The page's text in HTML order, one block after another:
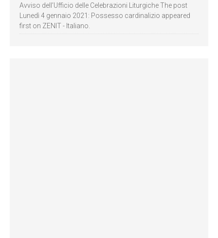
Avviso dell’Ufficio delle Celebrazioni Liturgiche The post
Lunedì 4 gennaio 2021: Possesso cardinalizio appeared
first on ZENIT - Italiano.